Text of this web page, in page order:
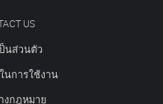
US
นส่วนตัว
นการใช้งาน
งกฎหมาย